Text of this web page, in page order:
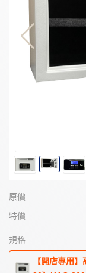
原價
特價
規格
【開店專用